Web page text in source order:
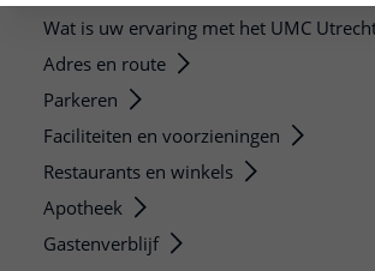
Wat is uw ervaring met het UMC
Adres en route
Parkeren
Faciliteiten en voorzieningen
Restaurants en winkels
Apotheek
Gastenverblijf